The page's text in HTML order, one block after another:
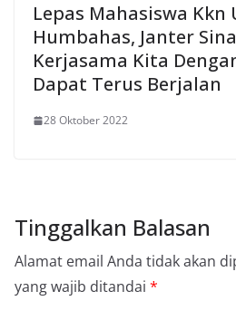
Lepas Mahasiswa Kkn
Humbahas, Janter
Kerjasama Kita
Dapat Terus Berjalan
28 Oktober 2022
Tinggalkan Balasan
Alamat email Anda tidak akan
yang wajib ditandai *